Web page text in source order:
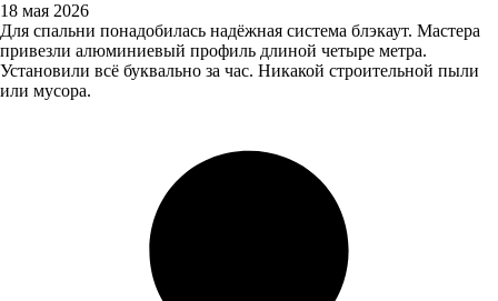
18 мая 2026
Для спальни понадобилась надёжная система блэкаут. Мастера
привезли алюминиевый профиль длиной четыре метра.
Установили всё буквально за час. Никакой строительной пыли
или мусора.